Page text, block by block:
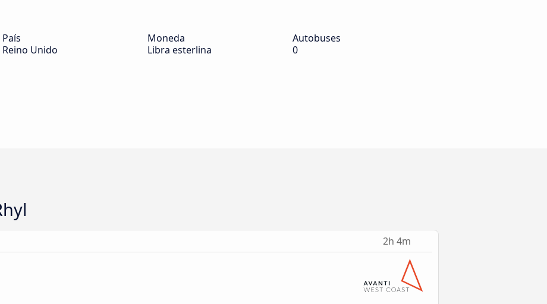
País
Reino Unido
Moneda
Libra esterlina
Autobuses
0
2h 4m